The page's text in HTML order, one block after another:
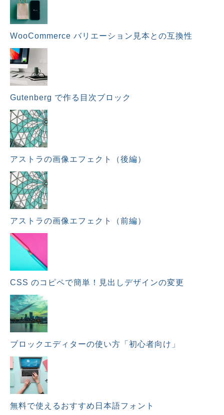
WooCommerce バリエーション見本との互換性
Gutenberg で作る目次ブロック
アストラの画像エフェクト（後編）
アストラの画像エフェクト（前編）
CSS のコピペで簡単！見出しデザインの変更
ブロックエディターの使い方「初心者向け」
無料で使えるおすすめ日本語フォント